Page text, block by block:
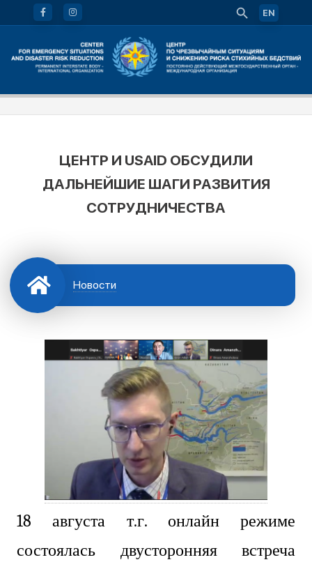
EN
ЦЕНТР И USAID ОБСУДИЛИ
ДАЛЬНЕЙШИЕ ШАГИ РАЗВИТИЯ
СОТРУДНИЧЕСТВА
Новости
18 августа т.г. онлайн режиме
состоялась двусторонняя встреча